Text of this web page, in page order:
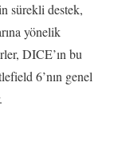
sürekli destek,
yönelik
DICE’ın bu
6’nın genel